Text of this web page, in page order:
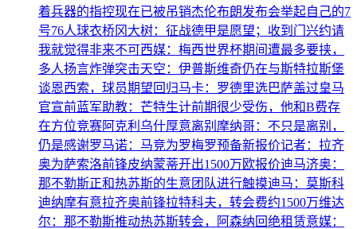
着兵器的指控现在已被吊销杰伦布朗发布会举起自己的7
号76人球衣桥冈大树：征战德甲是愿望；收到门兴约请
我就觉得非来不可西媒：梅西世界杯期间遭最多要挟，
多人扬言炸弹突击天空：伊普斯维奇仍在与斯特拉斯堡
谈恩西索，球员期望回归马卡：罗德里选巴萨盖过皇马
官宣前蓝军助教：芒特生计前期很少受伤，他和B费存
在方位竞赛阿克利乌什厚意离别摩纳哥：不只是离别，
仍是感谢罗马诺：马竞为罗梅罗预备新报价记者：拉齐
奥为萨索洛前锋皮纳蒙蒂开出1500万欧报价迪马济奥：
那不勒斯正和热苏斯的生意团队进行触摸迪马：莫斯科
迪纳摩有意拉齐奥前锋拉特科夫，转会费约1500万维达
尔：那不勒斯推动热苏斯转会，阿森纳回绝租赁意媒：